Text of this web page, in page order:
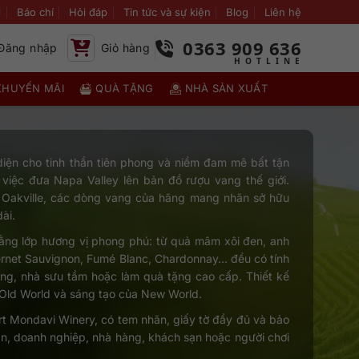
Báo chí Hỏi đáp Tin tức và sự kiện Blog Liên hệ
nhập Giỏ hàng 0363 909 636
MÃI QUÀ TẶNG NHÀ SẢN XUẤT
cho tinh thần tiên phong và niềm đam mê bất tận
đưa Napa Valley lên bản đồ rượu vang thế giới.
các dòng vang của hãng mang nhãn sở hữu
lớp hương vị phong phú: từ quả mâm xôi đen, anh
Sauvignon, Fumé Blanc, Chardonnay… đều có tính
nhà sưu tầm hoặc làm quà tặng cao cấp. Thiết kế
World và sáng tạo của New World.
Mondavi Winery, có tem nhãn, giấy tờ đầy đủ và bảo
doanh nghiệp, nhà hàng, khách sạn hoặc người chơi